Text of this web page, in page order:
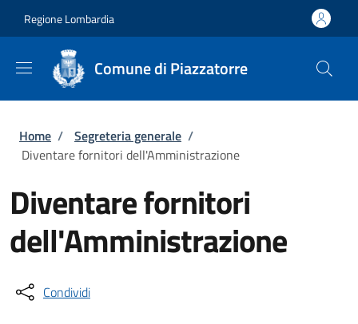
Regione Lombardia
Comune di Piazzatorre
Briciole di pane
Home / Segreteria generale /
Diventare fornitori dell'Amministrazione
Diventare fornitori
dell'Amministrazione
Condividi